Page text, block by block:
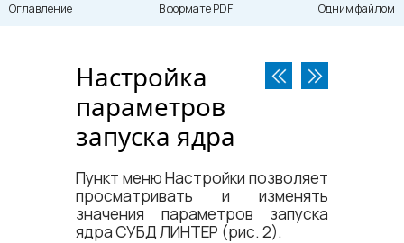
Оглавление В формате PDF Одним файлом
Настройка
параметров
запуска ядра
Пункт меню Настройки позволяет
просматривать и изменять
значения параметров запуска
ядра СУБД ЛИНТЕР (рис. 2).